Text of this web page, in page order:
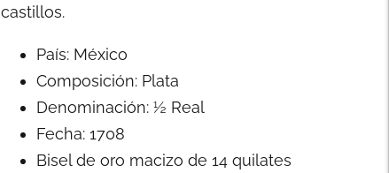
castillos.
País: México
Composición: Plata
Denominación: ½ Real
Fecha: 1708
Bisel de oro macizo de 14 quilates